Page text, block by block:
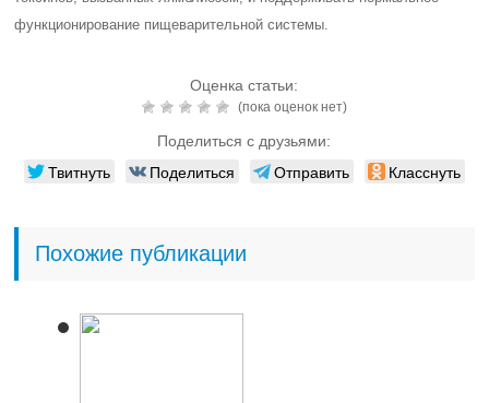
функционирование пищеварительной системы.
Оценка статьи:
(пока оценок нет)
Поделиться с друзьями:
Твитнуть Поделиться Отправить Класснуть
Похожие публикации